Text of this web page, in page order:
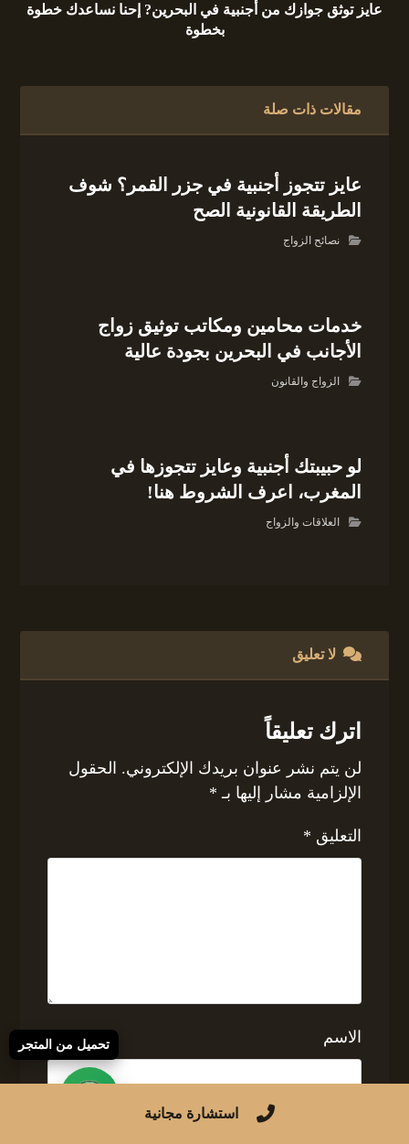
عايز توثق جوازك من أجنبية في البحرين? إحنا نساعدك خطوة
بخطوة
مقالات ذات صلة
عايز تتجوز أجنبية في جزر القمر؟ شوف
الطريقة القانونية الصح
نصائح الزواج
خدمات محامين ومكاتب توثيق زواج
الأجانب في البحرين بجودة عالية
الزواج والقانون
لو حبيبتك أجنبية وعايز تتجوزها في
المغرب، اعرف الشروط هنا!
العلاقات والزواج
لا تعليق
اترك تعليقاً
لن يتم نشر عنوان بريدك الإلكتروني. الحقول
الإلزامية مشار إليها بـ *
التعليق *
الاسم
البريد الإلكتروني
استشارة مجانية
تحميل من المتجر